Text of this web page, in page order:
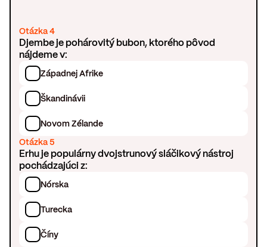
Otázka 4
Djembe je pohárovitý bubon, ktorého pôvod
nájdeme v:
Západnej Afrike
Škandinávii
Novom Zélande
Otázka 5
Erhu je populárny dvojstrunový sláčikový nástroj
pochádzajúci z:
Nórska
Turecka
Číny